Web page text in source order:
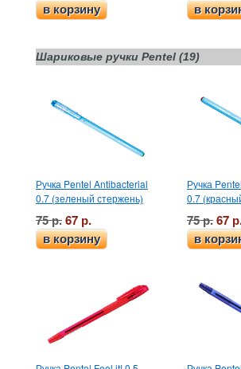
в корзину в
Шариковые ручки Pentel (19)
Ручка Pentel Antibacterial
0.7 (зеленый стержень)
75 р.67 р.
в корзину
Ручка
0.7
75 р.67
в